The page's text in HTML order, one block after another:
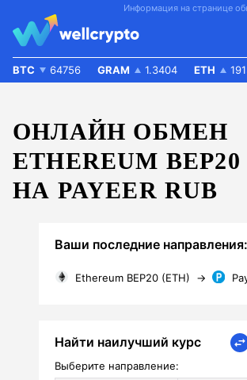
Информация на странице
BTC 64756 GRAM 1.3404 ETH
ОНЛАЙН ОБМЕН
ETHEREUM
НА PAYEER RUB
Ваши последние направления:
Ethereum BEP20 (ETH) →
Найти наилучший курс
Выберите направление: